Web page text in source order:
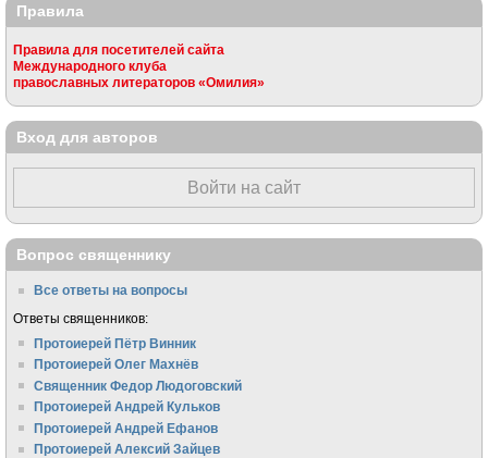
Правила
Правила для посетителей сайта
Международного клуба
православных литераторов «Омилия»
Вход для авторов
Войти на сайт
Вопрос священнику
Все ответы на вопросы
Ответы священников:
Протоиерей Пётр Винник
Протоиерей Олег Махнёв
Священник Федор Людоговский
Протоиерей Андрей Кульков
Протоиерей Андрей Ефанов
Протоиерей Алексий Зайцев